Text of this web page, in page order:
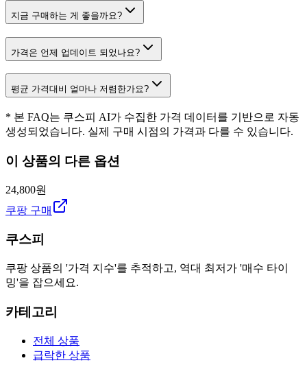
지금 구매하는 게 좋을까요?
가격은 언제 업데이트 되었나요?
평균 가격대비 얼마나 저렴한가요?
* 본 FAQ는 쿠스피 AI가 수집한 가격 데이터를 기반으로 자동
생성되었습니다. 실제 구매 시점의 가격과 다를 수 있습니다.
이 상품의 다른 옵션
24,800원
쿠팡 구매
쿠스피
쿠팡 상품의 '가격 지수'를 추적하고, 역대 최저가 '매수 타이
밍'을 잡으세요.
카테고리
전체 상품
급락한 상품